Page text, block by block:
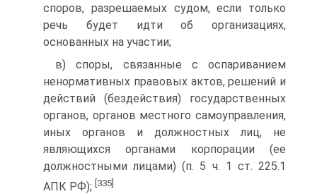
споров, разрешаемых судом, если только
речь будет идти об организациях,
основанных на участии;
в) споры, связанные с оспариванием
ненормативных правовых актов, решений и
действий (бездействия) государственных
органов, органов местного самоуправления,
иных органов и должностных лиц, не
являющихся органами корпорации (ее
должностными лицами) (п. 5 ч. 1 ст. 225.1
АПК РФ); [335]